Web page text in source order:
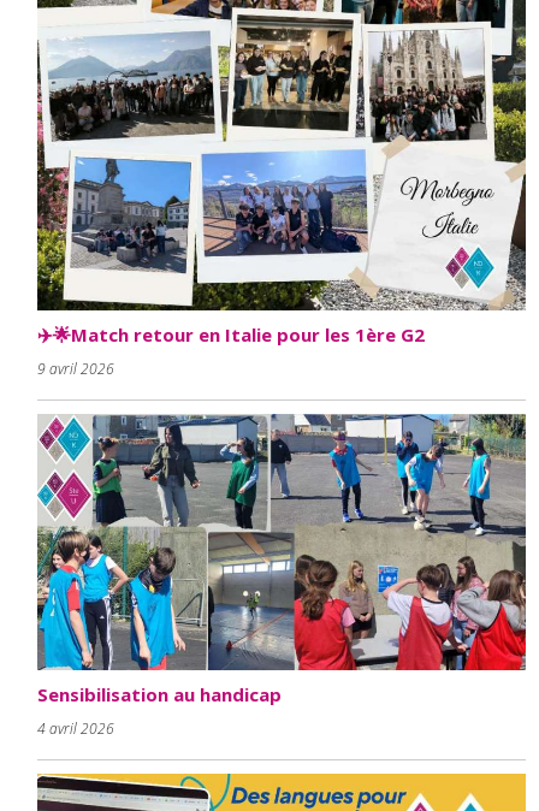
✈️🌟Match retour en Italie pour les 1ère G2
9 avril 2026
Sensibilisation au handicap
4 avril 2026